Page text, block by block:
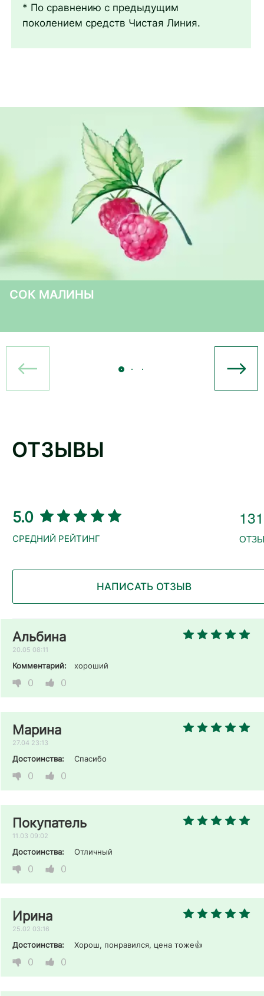
* По сравнению с предыдущим
поколением средств Чистая Линия.
СОК МАЛИНЫ
ОТЗЫВЫ
5.0
НАПИСАТЬ ОТЗЫВ
Альбина
20.05 08:11
Комментарий: хороший
0 0
Марина
27.04 23:13
Достоинства: Спасибо
0 0
Покупатель
11.03 09:02
Достоинства: Отличный
0 0
Ирина
25.02 03:16
Достоинства: Хорош, понравился, цена тоже👍
0 0